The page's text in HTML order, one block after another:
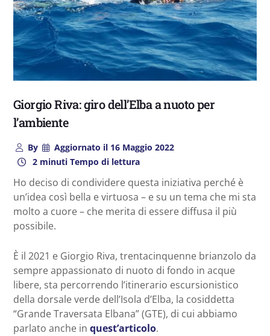
Giorgio Riva: giro dell’Elba a nuoto per
l’ambiente
By Aggiornato il 16 Maggio 2022
2 minuti Tempo di lettura
Ho deciso di condividere questa iniziativa perché è
un’idea così bella e virtuosa – e su un tema che mi sta
molto a cuore – che merita di essere diffusa il più
possibile.
È il 2021 e Giorgio Riva, trentacinquenne brianzolo da
sempre appassionato di nuoto di fondo in acque
libere, sta percorrendo l’itinerario escursionistico
della dorsale verde dell’Isola d’Elba, la cosiddetta
“Grande Traversata Elbana” (GTE), di cui abbiamo
parlato anche in quest’articolo.